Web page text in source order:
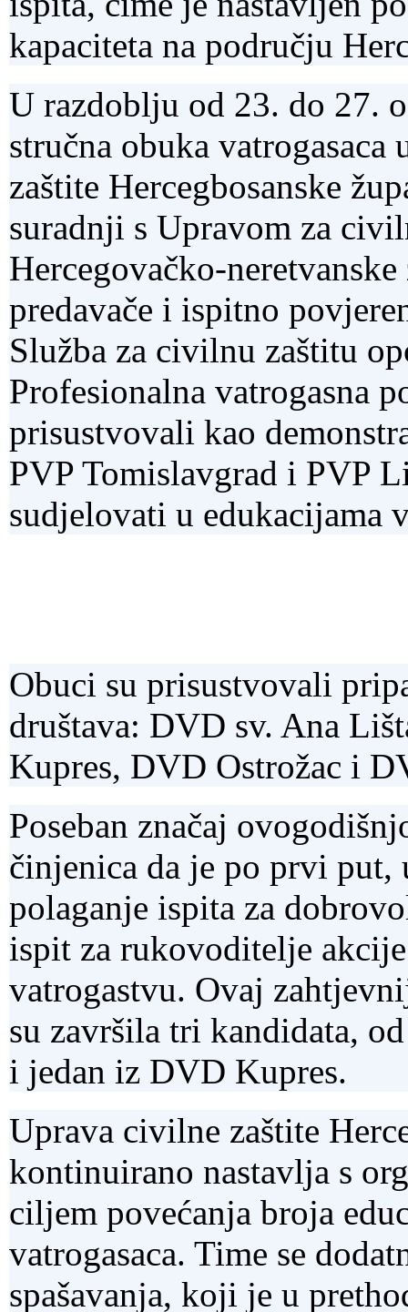
kapaciteta na području
U razdoblju od 23. do 27.
stručna obuka
zaštite Hercegbosanske
suradnji s Upravom za
Hercegovačko-
predavače i ispitno
Služba za civilnu zaštitu
Profesionalna vatrogasna
prisustvovali kao
PVP Tomislavgrad i PVP
sudjelovati u edukacijama
Obuci su prisustvovali
društava: DVD sv. Ana
Kupres, DVD Ostrožac i
Poseban značaj
činjenica da je po prvi put,
polaganje ispita za
ispit za rukovoditelje
vatrogastvu. Ovaj
su završila tri kandidata,
i jedan iz DVD Kupres.
Uprava civilne zaštite
kontinuirano nastavlja s
ciljem povećanja broja
vatrogasaca. Time se
spašavanja, koji je u